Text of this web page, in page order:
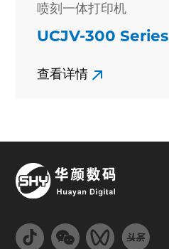
喷刻一体打印机
UCJV-300 Series
查看详情